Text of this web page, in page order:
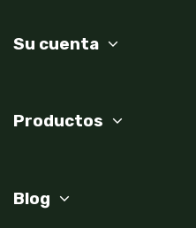
Su cuenta
Productos
Blog